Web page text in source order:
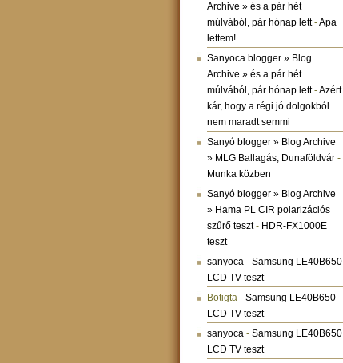
Archive » és a pár hét
múlvából, pár hónap lett-Apa
lettem!
Sanyoca blogger » Blog
Archive » és a pár hét
múlvából, pár hónap lett-Azért
kár, hogy a régi jó dolgokból
nem maradt semmi
Sanyó blogger » Blog Archive
» MLG Ballagás, Dunaföldvár -
Munka közben
Sanyó blogger » Blog Archive
» Hama PL CIR polarizációs
szűrő teszt- HDR-FX1000E
teszt
sanyoca - Samsung LE40B650
LCD TV teszt
Botigta - Samsung LE40B650
LCD TV teszt
sanyoca - Samsung LE40B650
LCD TV teszt